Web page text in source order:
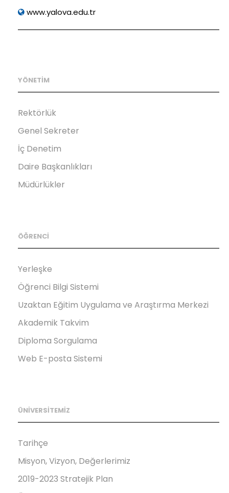
www.yalova.edu.tr
YÖNETİM
Rektörlük
Genel Sekreter
İç Denetim
Daire Başkanlıkları
Müdürlükler
ÖĞRENCİ
Yerleşke
Öğrenci Bilgi Sistemi
Uzaktan Eğitim Uygulama ve Araştırma Merkezi
Akademik Takvim
Diploma Sorgulama
Web E-posta Sistemi
ÜNİVERSİTEMİZ
Tarihçe
Misyon, Vizyon, Değerlerimiz
2019-2023 Stratejik Plan